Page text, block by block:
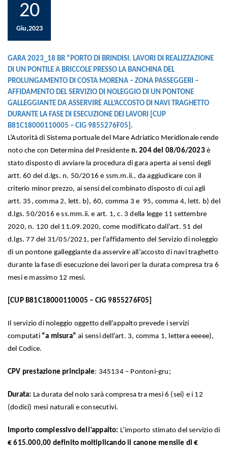
20
Giu,2023
GARA 2023_18 BR “PORTO DI BRINDISI. LAVORI DI REALIZZAZIONE
DI UN PONTILE A BRICCOLE PRESSO LA BANCHINA DEL
PROLUNGAMENTO DI COSTA MORENA – ZONA PASSEGGERI –
AFFIDAMENTO DEL SERVIZIO DI NOLEGGIO DI UN PONTONE
GALLEGGIANTE DA ASSERVIRE ALL’ACCOSTO DI NAVI TRAGHETTO
DURANTE LA FASE DI ESECUZIONE DEI LAVORI [CUP
B81C18000110005 – CIG 9855276F05].
L’Autorità di Sistema portuale del Mare Adriatico Meridionale rende
noto che con Determina del Presidente n. 204 del 08/06/2023è
stato disposto di avviare la procedura di gara aperta ai sensi degli
artt. 60 del d.lgs. n. 50/2016 e ssm.m.ii., da aggiudicare con il
criterio minor prezzo, ai sensi del combinato disposto di cui agli
artt. 35, comma 2, lett. b), 60, comma 3 e 95, comma 4, lett. b) del
d.lgs. 50/2016 e ss.mm.ii. e art. 1, c. 3 della legge 11 settembre
2020, n. 120 del 11.09.2020, come modificato dall’art. 51 del
d.lgs. 77 del 31/05/2021, per l’affidamento del Servizio di noleggio
di un pontone galleggiante da asservire all’accosto di navi traghetto
durante la fase di esecuzione dei lavori per la durata compresa tra 6
mesi e massimo 12 mesi.
[CUP B81C18000110005 – CIG 9855276F05]
Il servizio di noleggio oggetto dell’appalto prevede i servizi
computati “a misura”ai sensi dell’art. 3, comma 1, lettera eeeee),
del Codice.
CPV prestazione principale: 345134 – Pontoni-gru;
Durata: La durata del nolo sarà compresa tra mesi 6 (sei) e i 12
(dodici) mesi naturali e consecutivi.
Importo complessivo dell’appalto: L’importo stimato del servizio di
€ 615.000,00 definito moltiplicando il canone mensile di €